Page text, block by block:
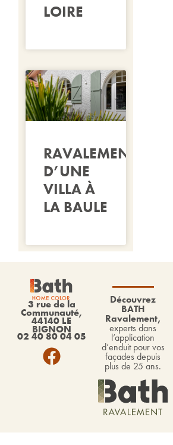
LOIRE
RAVALEMENT
D’UNE
VILLA À
LA BAULE
3 rue de la
Communauté,
44140 LE
BIGNON
02 40 80 04 05
Découvrez
BATH
Ravalement,
experts dans
l’application
d’enduit pour vos
façades depuis
plus de 25 ans.